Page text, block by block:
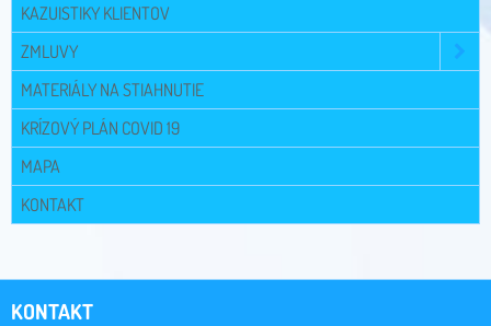
KAZUISTIKY KLIENTOV
ZMLUVY
MATERIÁLY NA STIAHNUTIE
KRÍZOVÝ PLÁN COVID 19
MAPA
KONTAKT
KONTAKT